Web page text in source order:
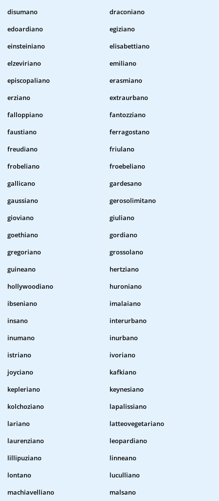
disumano
draconiano
edoardiano
egiziano
einsteiniano
elisabettiano
elzeviriano
emiliano
episcopaliano
erasmiano
erziano
extraurbano
falloppiano
fantozziano
faustiano
ferragostano
freudiano
friulano
frobeliano
froebeliano
gallicano
gardesano
gaussiano
gerosolimitano
gioviano
giuliano
goethiano
gordiano
gregoriano
grossolano
guineano
hertziano
hollywoodiano
huroniano
ibseniano
imalaiano
insano
interurbano
inumano
inurbano
istriano
ivoriano
joyciano
kafkiano
kepleriano
keynesiano
kolchoziano
lapalissiano
lariano
latteovegetariano
laurenziano
leopardiano
lillipuziano
linneano
lontano
luculliano
machiavelliano
malsano